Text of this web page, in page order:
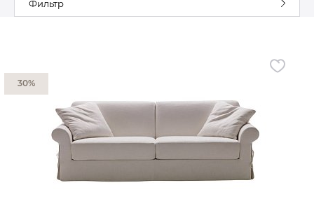
Гостиная
Аксессуары для столовой
Фильтр
30%